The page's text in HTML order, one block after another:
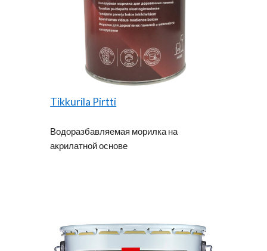
Tikkurila Pirtti
Водоразбавляемая морилка на
акрилатной основе